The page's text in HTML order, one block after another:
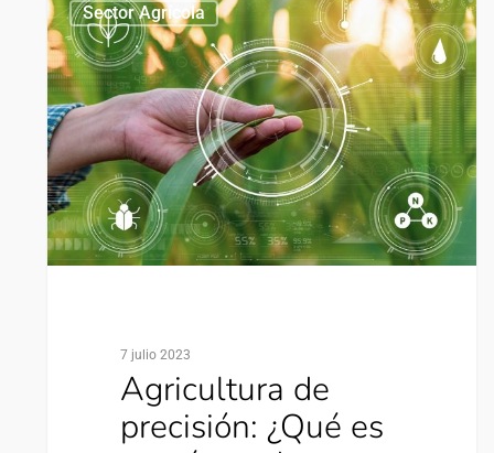
Sector Agrícola
7 julio 2023
Agricultura de
precisión: ¿Qué es